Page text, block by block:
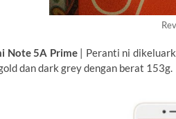
Note 5A Prime| Peranti ni
dan dark grey dengan berat